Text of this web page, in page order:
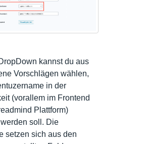
kannst du aus
Vorschlägen wählen,
in der
(vorallem im Frontend
Plattform)
soll. Die
setzen sich aus den